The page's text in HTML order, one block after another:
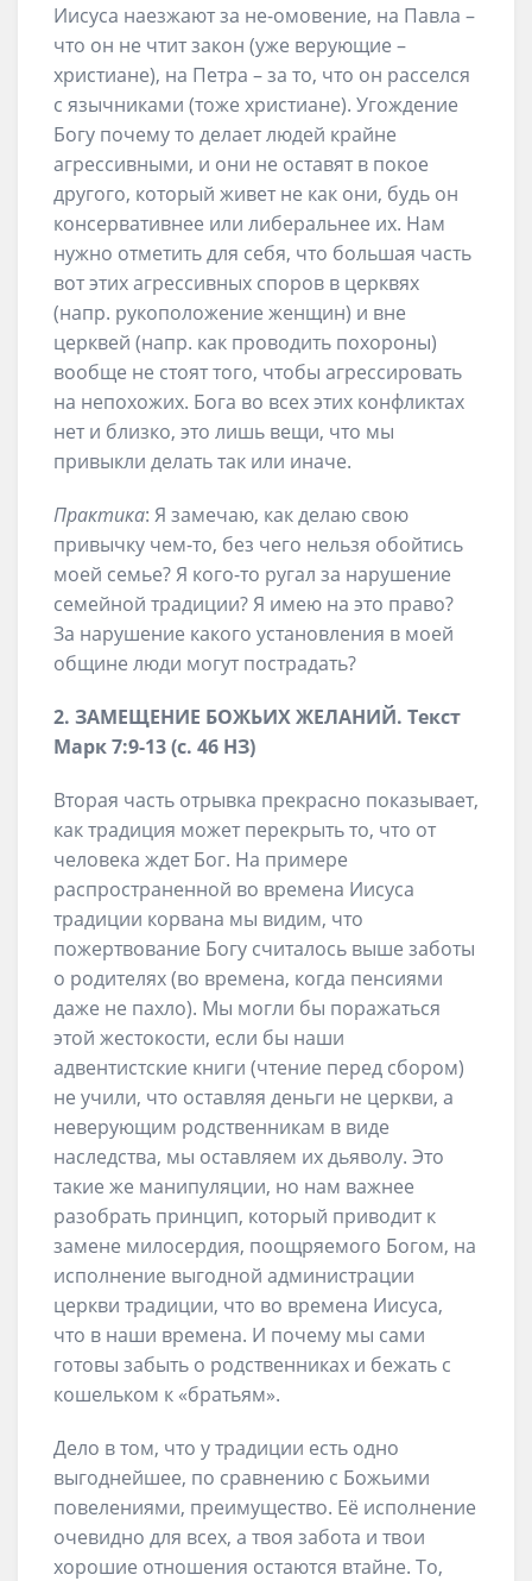
Иисуса наезжают за не-омовение, на Павла –
что он не чтит закон (уже верующие –
христиане), на Петра – за то, что он расселся
с язычниками (тоже христиане). Угождение
Богу почему то делает людей крайне
агрессивными, и они не оставят в покое
другого, который живет не как они, будь он
консервативнее или либеральнее их. Нам
нужно отметить для себя, что большая часть
вот этих агрессивных споров в церквях
(напр. рукоположение женщин) и вне
церквей (напр. как проводить похороны)
вообще не стоят того, чтобы агрессировать
на непохожих. Бога во всех этих конфликтах
нет и близко, это лишь вещи, что мы
привыкли делать так или иначе.
Практика: Я замечаю, как делаю свою
привычку чем-то, без чего нельзя обойтись
моей семье? Я кого-то ругал за нарушение
семейной традиции? Я имею на это право?
За нарушение какого установления в моей
общине люди могут пострадать?
2. ЗАМЕЩЕНИЕ БОЖЬИХ ЖЕЛАНИЙ. Текст
Марк 7:9-13 (с. 46 НЗ)
Вторая часть отрывка прекрасно показывает,
как традиция может перекрыть то, что от
человека ждет Бог. На примере
распространенной во времена Иисуса
традиции корвана мы видим, что
пожертвование Богу считалось выше заботы
о родителях (во времена, когда пенсиями
даже не пахло). Мы могли бы поражаться
этой жестокости, если бы наши
адвентистские книги (чтение перед сбором)
не учили, что оставляя деньги не церкви, а
неверующим родственникам в виде
наследства, мы оставляем их дьяволу. Это
такие же манипуляции, но нам важнее
разобрать принцип, который приводит к
замене милосердия, поощряемого Богом, на
исполнение выгодной администрации
церкви традиции, что во времена Иисуса,
что в наши времена. И почему мы сами
готовы забыть о родственниках и бежать с
кошельком к «братьям».
Дело в том, что у традиции есть одно
выгоднейшее, по сравнению с Божьими
повелениями, преимущество. Её исполнение
очевидно для всех, а твоя забота и твои
хорошие отношения остаются втайне. То,